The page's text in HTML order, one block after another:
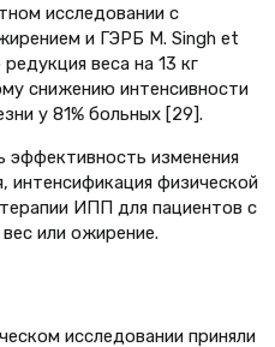
исследовании с
и ГЭРБ M. Singh et
веса на 13 кг
снижению интенсивности
у 81% больных [29].
эффективность изменения
интенсификация физической
ИПП для пациентов с
или ожирение.
исследовании приняли